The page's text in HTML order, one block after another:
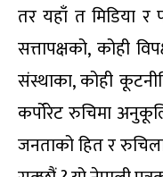
तर यहाँ त मिडिया
सत्तापक्षको, कोही
संस्थाका, कोही
कर्पोरेट रुचिमा
जनताको हित र